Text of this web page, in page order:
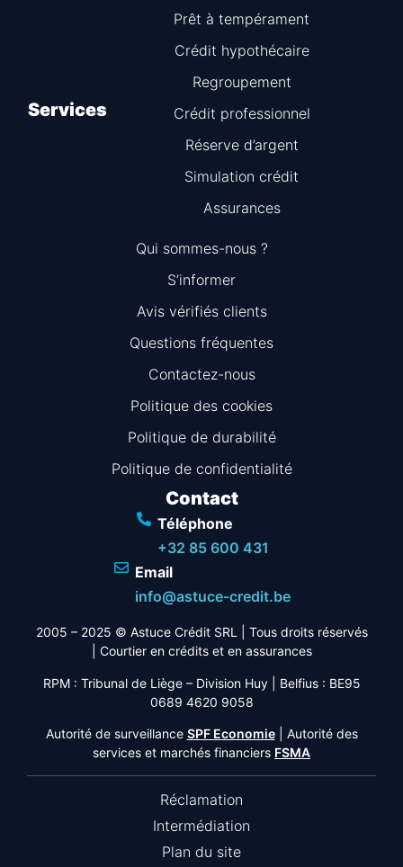
Services
Prêt à tempérament
Crédit hypothécaire
Regroupement
Crédit professionnel
Réserve d’argent
Simulation crédit
Assurances
Information
Qui sommes-nous ?
S’informer
Avis vérifiés clients
Questions fréquentes
Contactez-nous
Politique des cookies
Politique de durabilité
Politique de confidentialité
Contact
Téléphone
+32 85 600 431
Email
info@astuce-credit.be
2005 – 2025 © Astuce Crédit SRL
| Tous droits réservés
Courtier en crédits et en assurances
RPM : Tribunal de Liège – Division Huy | Belfius : BE95
0689 4620 9058
Autorité de surveillance SPF Economie| Autorité des
services et marchés financiers FSMA
Réclamation
Intermédiation
Plan du site